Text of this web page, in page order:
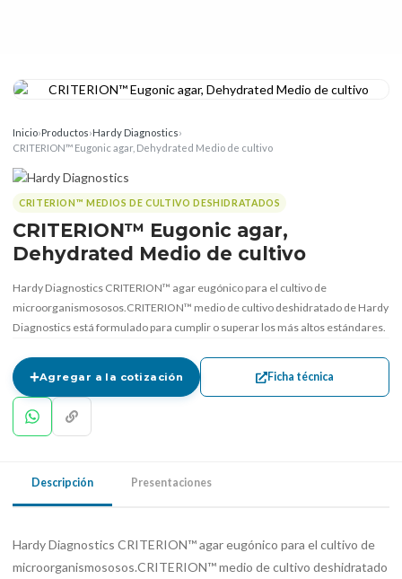
Inicio›Productos›Hardy Diagnostics›
CRITERION™ Eugonic agar, Dehydrated Medio de cultivo
CRITERION™ MEDIOS DE CULTIVO DESHIDRATADOS
CRITERION™ Eugonic agar,
Dehydrated Medio de cultivo
Hardy Diagnostics CRITERION™ agar eugónico para el cultivo de
microorganismososos.CRITERION™ medio de cultivo deshidratado de Hardy
Diagnostics está formulado para cumplir o superar los más altos estándares.
Agregar a la cotización Ficha técnica
Descripción Presentaciones
Hardy Diagnostics CRITERION™ agar eugónico para el cultivo de
microorganismososos.CRITERION™ medio de cultivo deshidratado